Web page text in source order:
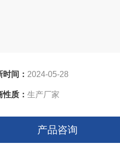
时间： 2024-05-28
性质： 生产厂家
产品咨询